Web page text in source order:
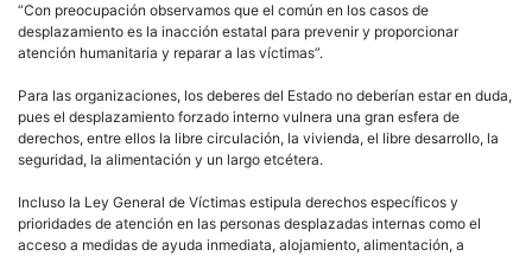
“Con preocupación observamos que el común en los casos de
desplazamiento es la inacción estatal para prevenir y proporcionar
atención humanitaria y reparar a las víctimas”.
Para las organizaciones, los deberes del Estado no deberían estar en duda,
pues el desplazamiento forzado interno vulnera una gran esfera de
derechos, entre ellos la libre circulación, la vivienda, el libre desarrollo, la
seguridad, la alimentación y un largo etcétera.
Incluso la Ley General de Víctimas estipula derechos específicos y
prioridades de atención en las personas desplazadas internas como el
acceso a medidas de ayuda inmediata, alojamiento, alimentación, a